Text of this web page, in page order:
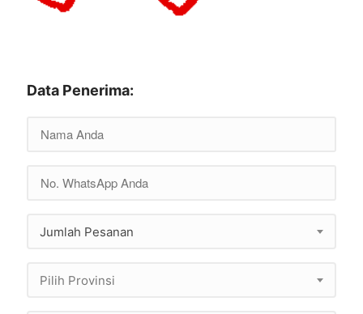
Data Penerima:
Jumlah Pesanan
Pilih Provinsi